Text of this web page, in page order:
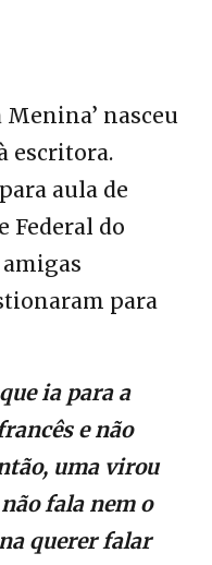
Menina’ nasceu
escritora.
aula de
Federal do
para
ia para a
e não
uma virou
fala nem o
querer falar